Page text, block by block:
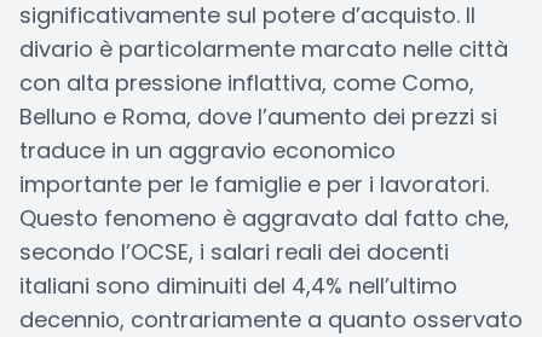
significativamente sul potere d’acquisto. Il
divario è particolarmente marcato nelle città
con alta pressione inflattiva, come Como,
Belluno e Roma, dove l’aumento dei prezzi si
traduce in un aggravio economico
importante per le famiglie e per i lavoratori.
Questo fenomeno è aggravato dal fatto che,
secondo l’OCSE, i salari reali dei docenti
italiani sono diminuiti del 4,4% nell’ultimo
decennio, contrariamente a quanto osservato